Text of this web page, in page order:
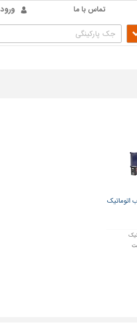
ورود تماس با ما
اتوماتیک